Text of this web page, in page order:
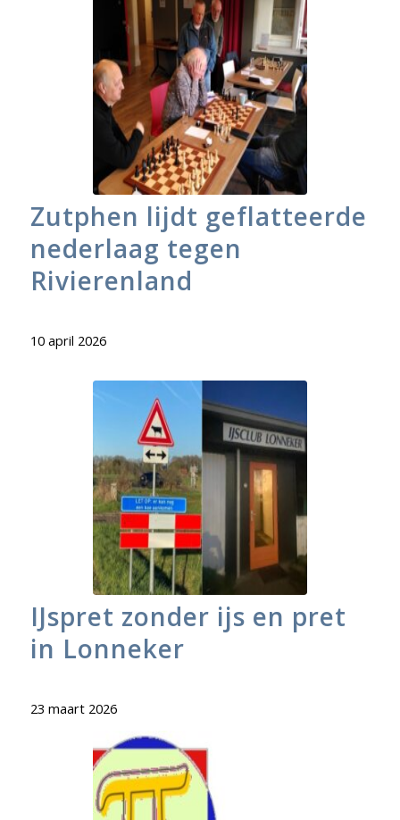
Zutphen lijdt geflatteerde
nederlaag tegen
Rivierenland
10 april 2026
IJspret zonder ijs en pret
in Lonneker
23 maart 2026